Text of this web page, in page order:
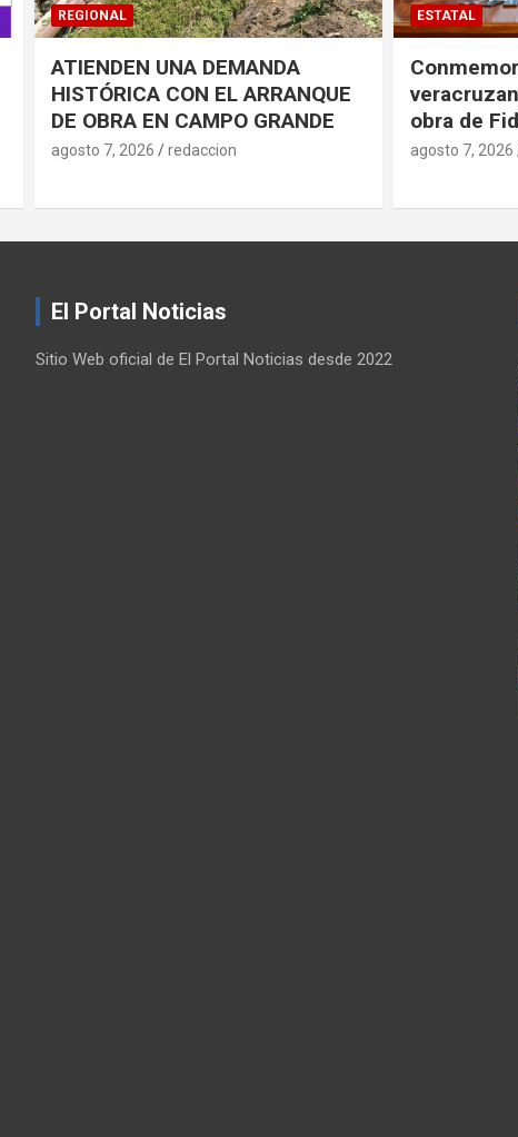
ESTATAL
Conmemorarán antorchistas
veracruzanos pensamiento y
obra de Fidel Castro
agosto 7, 2026 redaccion
CÓRDOBA
Realiza
jornada de
en el HGZ
agosto 7, 2026
El Portal Noticias
Sitio Web oficial de El Portal Noticias desde 2022